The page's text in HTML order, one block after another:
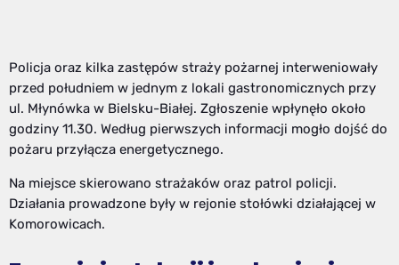
Policja oraz kilka zastępów straży pożarnej interweniowały
przed południem w jednym z lokali gastronomicznych przy
ul. Młynówka w Bielsku-Białej. Zgłoszenie wpłynęło około
godziny 11.30. Według pierwszych informacji mogło dojść do
pożaru przyłącza energetycznego.
Na miejsce skierowano strażaków oraz patrol policji.
Działania prowadzone były w rejonie stołówki działającej w
Komorowicach.